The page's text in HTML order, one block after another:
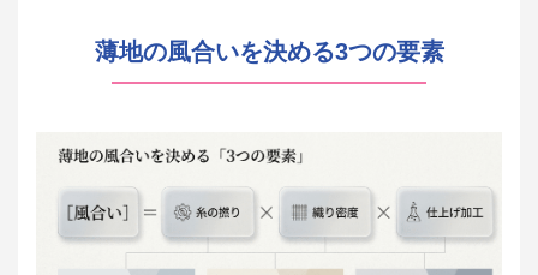
薄地の風合いを決める3つの要素